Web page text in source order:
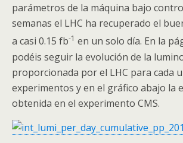
parámetros de la máquina bajo
semanas el LHC ha recuperado el
a casi 0.15 fb-1 en un solo día. En la
podéis seguir la evolución de la
proporcionada por el LHC para cada
experimentos y en el gráfico abajo la
obtenida en el experimento CMS.